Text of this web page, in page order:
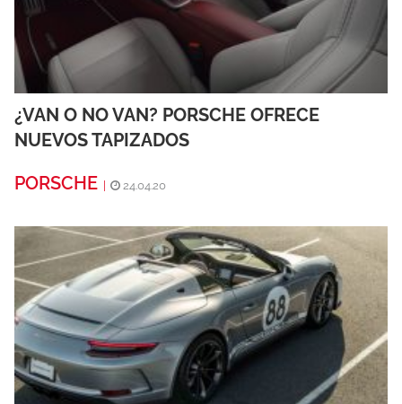
¿VAN O NO VAN? PORSCHE OFRECE
NUEVOS TAPIZADOS
PORSCHE
24.04.20